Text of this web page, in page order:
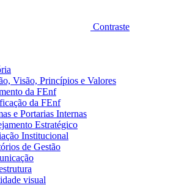
Contraste
Visão, Princípios e Valores
da FEnf
da FEnf
e Portarias Internas
Estratégico
Institucional
de Gestão
visual